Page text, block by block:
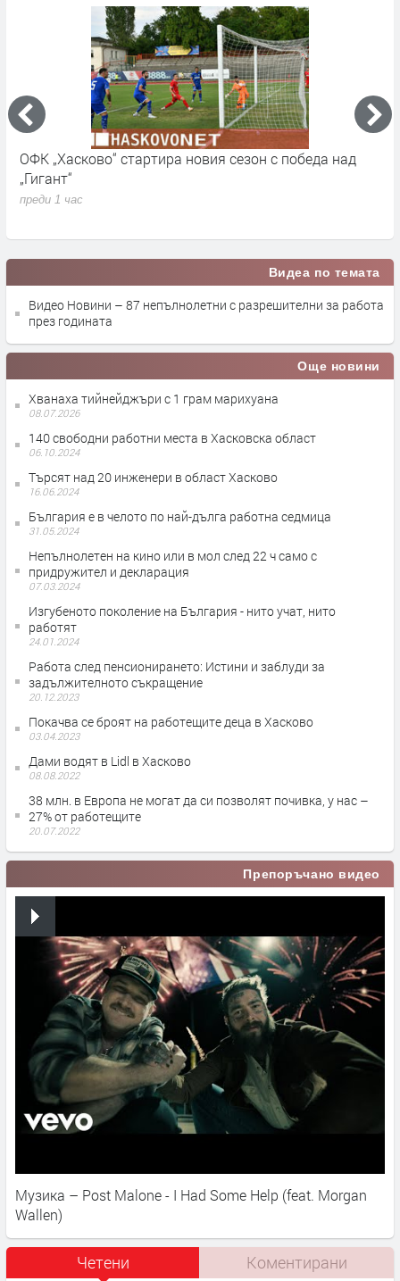
ОФК „Хасково“ стартира новия сезон с победа над
„Гигант“
преди 1 час
Видеа по темата
Видео Новини – 87 непълнолетни с разрешителни за работа
през годината
Още новини
Хванаха тийнейджъри с 1 грам марихуана
08.07.2026
140 свободни работни места в Хасковска област
06.10.2024
Търсят над 20 инженери в област Хасково
16.06.2024
България е в челото по най-дълга работна седмица
31.05.2024
Непълнолетен на кино или в мол след 22 ч само с
придружител и декларация
07.03.2024
Изгубеното поколение на България - нито учат, нито
работят
24.01.2024
Работа след пенсионирането: Истини и заблуди за
задължителното съкращение
20.12.2023
Покачва се броят на работещите деца в Хасково
03.04.2023
Дами водят в Lidl в Хасково
08.08.2022
38 млн. в Европа не могат да си позволят почивка, у нас –
27% от работещите
20.07.2022
Препоръчано видео
Музика – Post Malone - I Had Some Help (feat. Morgan
Wallen)
Четени Коментирани